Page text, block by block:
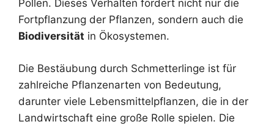
Pollen. Dieses Verhalten fördert nicht nur die
Fortpflanzung der Pflanzen, sondern auch die
Biodiversität in Ökosystemen.
Die Bestäubung durch Schmetterlinge ist für
zahlreiche Pflanzenarten von Bedeutung,
darunter viele Lebensmittelpflanzen, die in der
Landwirtschaft eine große Rolle spielen. Die